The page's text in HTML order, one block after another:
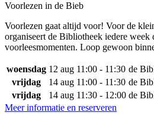
Voorlezen in de Bieb
Voorlezen gaat altijd voor! Voor de
organiseert de Bibliotheek iedere week
voorleesmomenten. Loop gewoon
woensdag 12 aug 11:00 - 11:30 de
vrijdag
14 aug 11:00 - 11:30 de
vrijdag
14 aug 11:30 - 12:00 de
Meer informatie en reserveren